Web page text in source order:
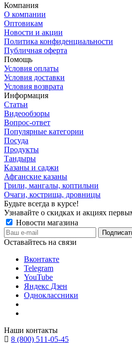
Компания
О компании
Оптовикам
Новости и акции
Политика конфиденциальности
Публичная оферта
Помощь
Условия оплаты
Условия доставки
Условия возврата
Информация
Статьи
Видеообзоры
Вопрос-ответ
Популярные категории
Посуда
Продукты
Тандыры
Казаны и саджи
Афганские казаны
Грили, мангалы, коптильни
Очаги, кострища, дровницы
Будьте всегда в курсе!
Узнавайте о скидках и акциях
Новости магазина
Оставайтесь на связи
Вконтакте
Telegram
YouTube
Яндекс Дзен
Одноклассники
Наши контакты
8 (800) 511-05-45